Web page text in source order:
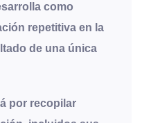
como
repetitiva en la
de una única
por recopilar